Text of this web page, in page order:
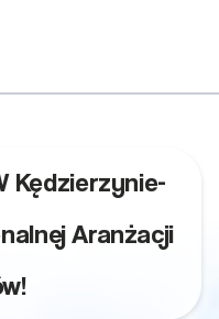
Kędzierzynie-
Aranżacji